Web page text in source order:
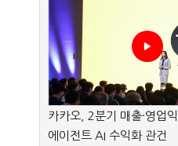
카카오, 2분기 매출·영업
에이전트 AI 수익화 관건